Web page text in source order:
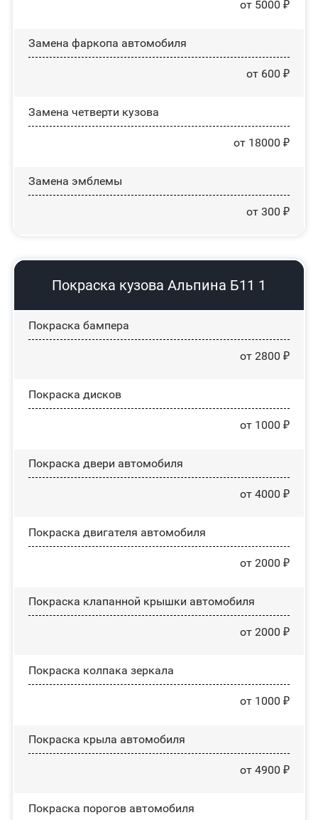
от 5000 ₽
Замена фаркопа автомобиля
от 600 ₽
Замена четверти кузова
от 18000 ₽
Замена эмблемы
от 300 ₽
Покраска кузова Альпина Б11 1
Покраска бампера
от 2800 ₽
Покраска дисков
от 1000 ₽
Покраска двери автомобиля
от 4000 ₽
Покраска двигателя автомобиля
от 2000 ₽
Покраска клапанной крышки автомобиля
от 2000 ₽
Покраска колпака зеркала
от 1000 ₽
Покраска крыла автомобиля
от 4900 ₽
Покраска порогов автомобиля